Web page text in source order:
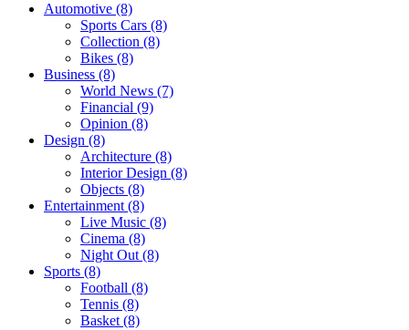
Automotive (8)
Sports Cars (8)
Collection (8)
Bikes (8)
Business (8)
World News (7)
Financial (9)
Opinion (8)
Design (8)
Architecture (8)
Interior Design (8)
Objects (8)
Entertainment (8)
Live Music (8)
Cinema (8)
Night Out (8)
Sports (8)
Football (8)
Tennis (8)
Basket (8)